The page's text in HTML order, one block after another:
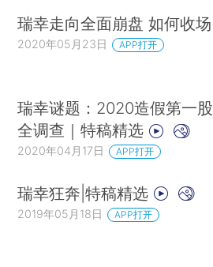
瑞幸走向全面崩盘 如何收场
2020年05月23日 APP打开
瑞幸谜题：2020造假第一股
全调查｜特稿精选
2020年04月17日 APP打开
瑞幸狂奔|特稿精选
2019年05月18日 APP打开